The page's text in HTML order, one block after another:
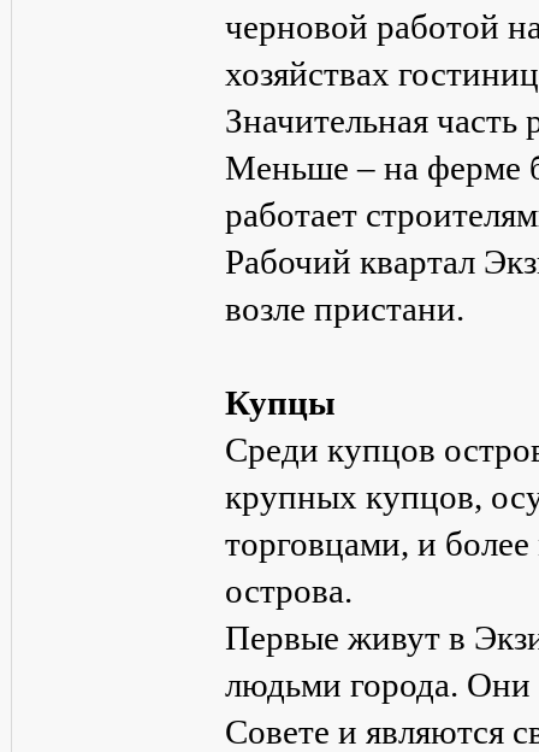
черновой работой
хозяйствах
Значительная
Меньше – на ферме
работает
Рабочий квартал
возле пристани.
Купцы
Среди купцов
крупных купцов,
торговцами, и
острова.
Первые живут в
людьми города. Они
Совете и являются